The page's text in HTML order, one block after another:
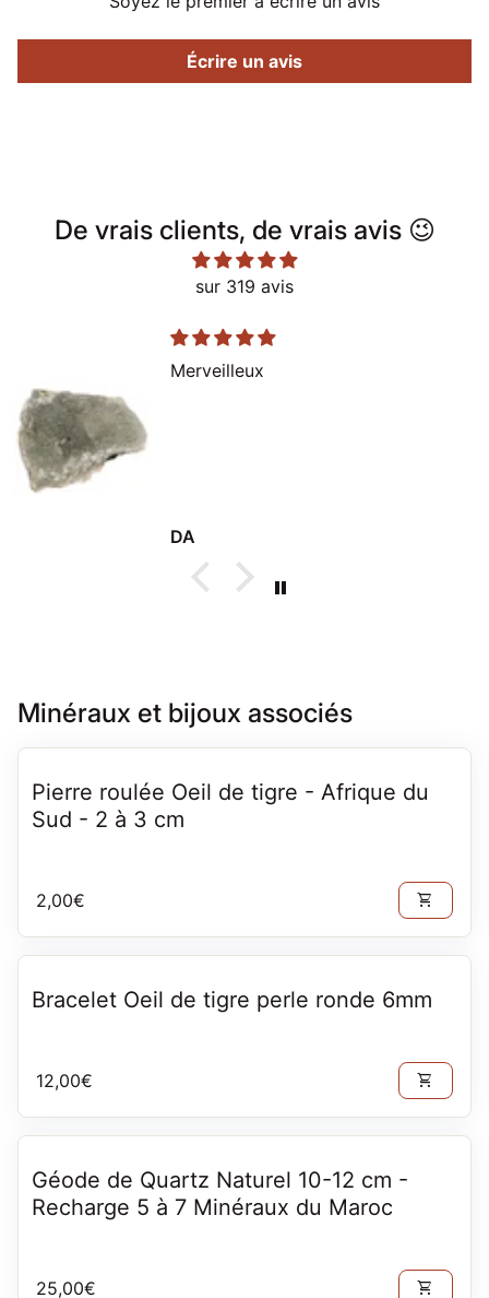
Écrire un avis
De vrais clients, de vrais avis 😉
sur 319 avis
Merveilleux
DA
Minéraux et bijoux associés
Pierre roulée Oeil de tigre - Afrique du
Sud - 2 à 3 cm
Prix normal
2,00€ shopping_cart
Bracelet Oeil de tigre perle ronde 6mm
Prix normal
12,00€ shopping_cart
Géode de Quartz Naturel 10-12 cm -
Recharge 5 à 7 Minéraux du Maroc
Prix normal
25,00€ shopping_cart